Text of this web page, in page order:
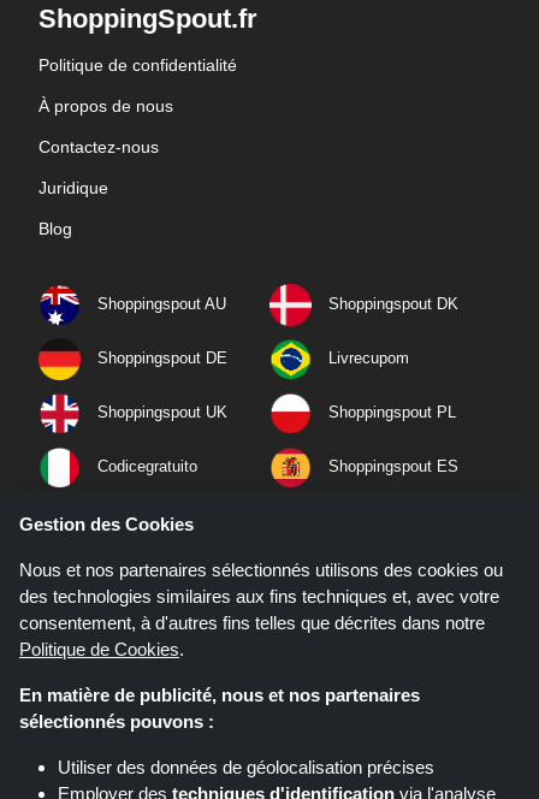
ShoppingSpout.fr
Politique de confidentialité
À propos de nous
Contactez-nous
Juridique
Blog
Shoppingspout AU Shoppingspout DK
Shoppingspout DE Livrecupom
Shoppingspout UK Shoppingspout PL
Codicegratuito Shoppingspout ES
Shoppingspout NL
Shoppingspout PT Shoppingspout NO
Gestion des Cookies
Nous et nos partenaires sélectionnés utilisons des cookies ou
des technologies similaires aux fins techniques et, avec votre
consentement, à d'autres fins telles que décrites dans notre
Politique de Cookies.
En matière de publicité, nous et nos partenaires
sélectionnés pouvons :
Utiliser des données de géolocalisation précises
Employer des techniques d'identification via l'analyse